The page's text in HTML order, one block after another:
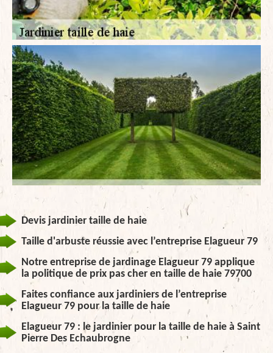
Devis jardinier taille de haie
Taille d'arbuste réussie avec l’entreprise Elagueur 79
Notre entreprise de jardinage Elagueur 79 applique
la politique de prix pas cher en taille de haie 79700
Faites confiance aux jardiniers de l’entreprise
Elagueur 79 pour la taille de haie
Elagueur 79 : le jardinier pour la taille de haie à Saint
Pierre Des Echaubrogne